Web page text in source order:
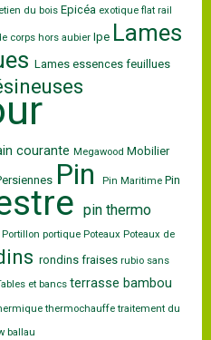
du bois Epicéa exotique flat rail
corps hors aubier Ipe Lames
Lames essences feuillues
courante Megawood Mobilier
Pin Pin Maritime Pin
pin thermo
Portillon portique Poteaux Poteaux de
rondins fraises rubio sans
et bancs terrasse bambou
thermochauffetraitement du
ballau